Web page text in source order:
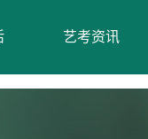
艺考资讯
魔鬼训练营